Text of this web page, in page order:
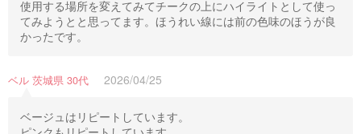
使用する場所を変えてみてチークの上にハイライトとして使っ
てみようとと思ってます。ほうれい線には前の色味のほうが良
かったです。
ベル 茨城県 30代 2026/04/25
ベージュはリピートしています。